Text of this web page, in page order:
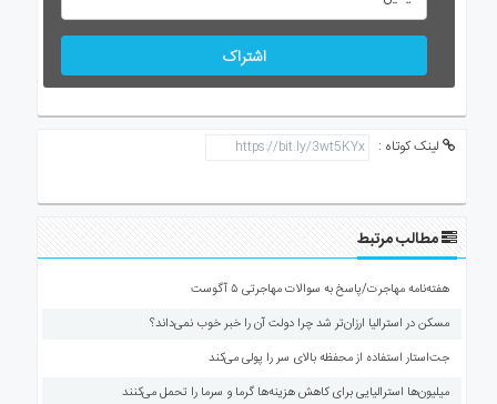
اشتراک
لینک کوتاه :
مطالب مرتبط
هفته‌نامه مهاجرت/پاسخ به سوالات مهاجرتی ۵ آگوست
مسکن در استرالیا ارزان‌تر شد چرا دولت آن را خبر خوب نمی‌داند؟
جت‌استار استفاده از محفظه بالای سر را پولی می‌کند
میلیون‌ها استرالیایی برای کاهش هزینه‌ها گرما و سرما را تحمل می‌کنند